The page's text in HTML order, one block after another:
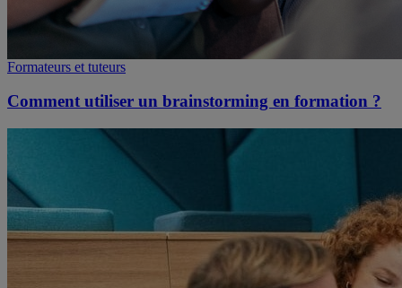
Formateurs et tuteurs
Comment utiliser un brainstorming en formation ?